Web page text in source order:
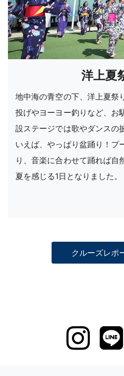
洋上夏
地中海の青空の下、洋上夏祭
投げやヨーヨー釣りなど、お
設ステージでは歌やダンスの
いえば、やっぱり盆踊り！プ
り、音楽に合わせて踊れば自
夏を感じる1日となりました。
クルーズレポ